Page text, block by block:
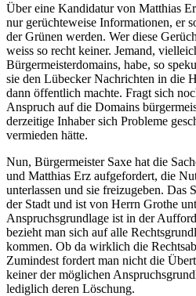
Über eine Kandidatur von Matthias
nur gerüchteweise Informationen, er
der Grünen werden. Wer diese
weiss so recht keiner. Jemand,
Bürgermeisterdomains, habe, so
sie den Lübecker Nachrichten in die
dann öffentlich machte. Fragt sich
Anspruch auf die Domains
derzeitige Inhaber sich Probleme
vermieden hätte.
Nun, Bürgermeister Saxe hat die
und Matthias Erz aufgefordert, die
unterlassen und sie freizugeben. Das
der Stadt und ist von Herrn Grothe
Anspruchsgrundlage ist in der
bezieht man sich auf alle
kommen. Ob da wirklich die
Zumindest fordert man nicht die
keiner der möglichen
lediglich deren Löschung.